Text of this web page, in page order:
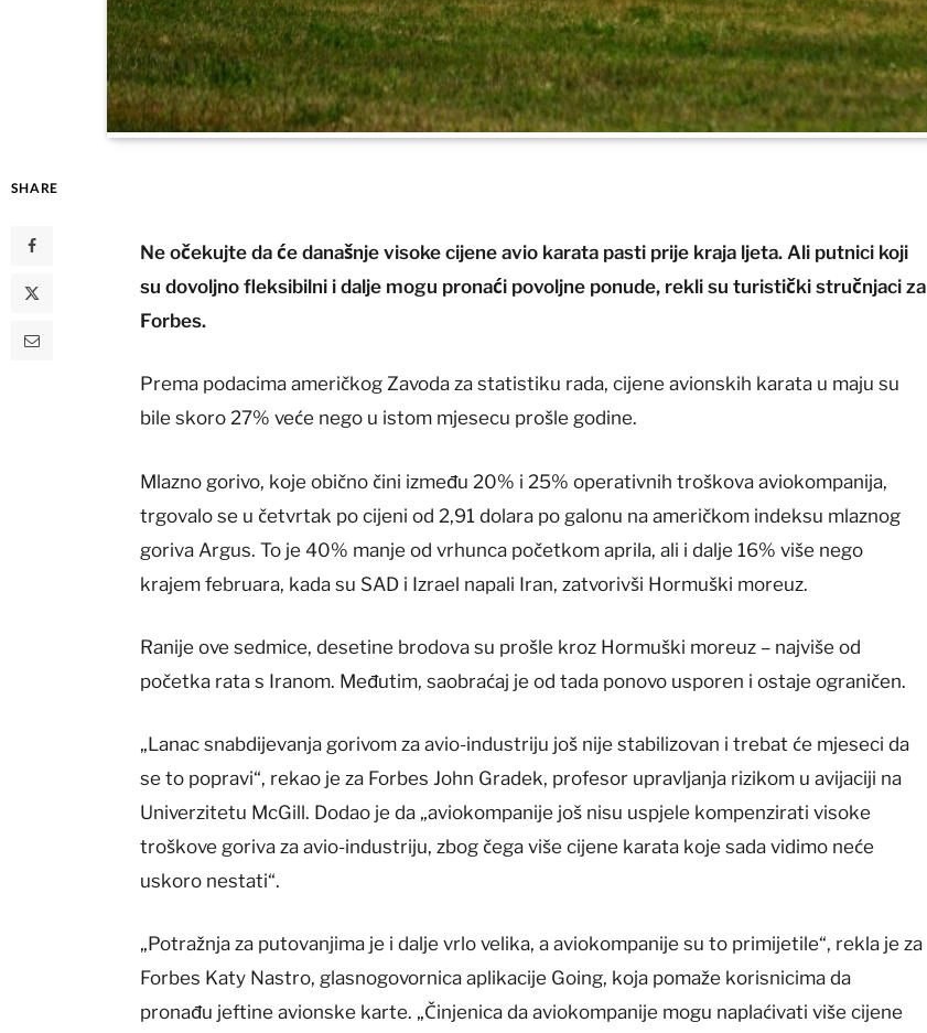
SHARE
Ne očekujte da će današnje visoke cijene avio karata pasti prije kraja ljeta. Ali putnici koji
su dovoljno fleksibilni i dalje mogu pronaći povoljne ponude, rekli su turistički stručnjaci za
Forbes.
Prema podacima američkog Zavoda za statistiku rada, cijene avionskih karata u maju su
bile skoro 27% veće nego u istom mjesecu prošle godine.
Mlazno gorivo, koje obično čini između 20% i 25% operativnih troškova aviokompanija,
trgovalo se u četvrtak po cijeni od 2,91 dolara po galonu na američkom indeksu mlaznog
goriva Argus. To je 40% manje od vrhunca početkom aprila, ali i dalje 16% više nego
krajem februara, kada su SAD i Izrael napali Iran, zatvorivši Hormuški moreuz.
Ranije ove sedmice, desetine brodova su prošle kroz Hormuški moreuz – najviše od
početka rata s Iranom. Međutim, saobraćaj je od tada ponovo usporen i ostaje ograničen.
„Lanac snabdijevanja gorivom za avio-industriju još nije stabilizovan i trebat će mjeseci da
se to popravi“, rekao je za Forbes John Gradek, profesor upravljanja rizikom u avijaciji na
Univerzitetu McGill. Dodao je da „aviokompanije još nisu uspjele kompenzirati visoke
troškove goriva za avio-industriju, zbog čega više cijene karata koje sada vidimo neće
uskoro nestati“.
„Potražnja za putovanjima je i dalje vrlo velika, a aviokompanije su to primijetile“, rekla je za
Forbes Katy Nastro, glasnogovornica aplikacije Going, koja pomaže korisnicima da
pronađu jeftine avionske karte. „Činjenica da aviokompanije mogu naplaćivati ​​više cijene